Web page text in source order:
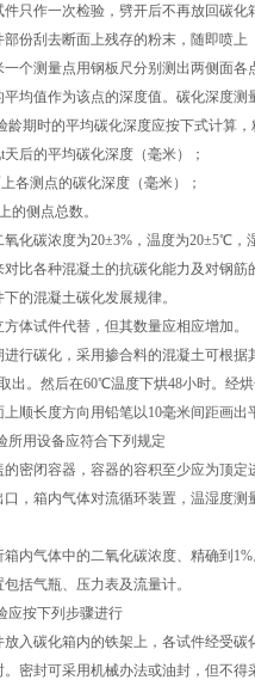
只作一次检验，劈开后不再放回碳化
刮去断面上残存的粉末，随即喷上
一个测量点用钢板尺分别测出两侧面
均值作为该点的深度值。碳化深度测
期时的平均碳化深度应按下式计
的平均碳化深度（毫米）；
的碳化深度（毫米）；
点总数。
碳浓度为20±3%，温度为20±5℃，
比各种混凝土的抗碳化能力及对钢
的混凝土碳化发展规律。
体试件代替，但其数量应相应增加。
碳化，采用掺合料的混凝土可根据
出。然后在60℃温度下烘48小时。经
顺长度方向用铅笔以10毫米间距画出
用设备应符合下列规定
闭容器，容器的容积至少应为顶定
，箱内气体对流循环装置，温湿度
气体中的二氧化碳浓度、精确到1%
气瓶、压力表及流量计。
按下列步骤进行
碳化箱内的铁架上，各试件经受碳
封可采用机械办法或油封，但不得